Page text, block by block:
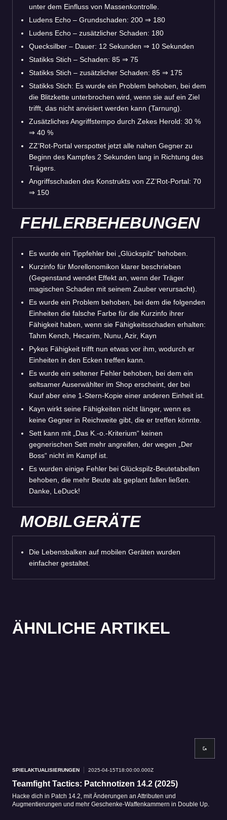
unter dem Einfluss von Massenkontrolle.
Ludens Echo – Grundschaden: 200 ⇒ 180
Ludens Echo – zusätzlicher Schaden: 180
Quecksilber – Dauer: 12 Sekunden ⇒ 10 Sekunden
Statikks Stich – Schaden: 85 ⇒ 75
Statikks Stich – zusätzlicher Schaden: 85 ⇒ 175
Statikks Stich: Es wurde ein Problem behoben, bei dem
die Blitzkette unterbrochen wird, wenn sie auf ein Ziel
trifft, das nicht anvisiert werden kann (Tarnung).
Zusätzliches Angriffstempo durch Zekes Herold: 30 %
⇒ 40 %
ZZ’Rot-Portal verspottet jetzt alle nahen Gegner zu
Beginn des Kampfes 2 Sekunden lang in Richtung des
Trägers.
Angriffsschaden des Konstrukts von ZZ’Rot-Portal: 70
⇒ 150
FEHLERBEHEBUNGEN
Es wurde ein Tippfehler bei „Glückspilz“ behoben.
Kurzinfo für Morellonomikon klarer beschrieben
(Gegenstand wendet Effekt an, wenn der Träger
magischen Schaden mit seinem Zauber verursacht).
Es wurde ein Problem behoben, bei dem die folgenden
Einheiten die falsche Farbe für die Kurzinfo ihrer
Fähigkeit haben, wenn sie Fähigkeitsschaden erhalten:
Tahm Kench, Hecarim, Nunu, Azir, Kayn
Pykes Fähigkeit trifft nun etwas vor ihm, wodurch er
Einheiten in den Ecken treffen kann.
Es wurde ein seltener Fehler behoben, bei dem ein
seltsamer Auserwählter im Shop erscheint, der bei
Kauf aber eine 1-Stern-Kopie einer anderen Einheit ist.
Kayn wirkt seine Fähigkeiten nicht länger, wenn es
keine Gegner in Reichweite gibt, die er treffen könnte.
Sett kann mit „Das K.-o.-Kriterium“ keinen
gegnerischen Sett mehr angreifen, der wegen „Der
Boss“ nicht im Kampf ist.
Es wurden einige Fehler bei Glückspilz-Beutetabellen
behoben, die mehr Beute als geplant fallen ließen.
Danke, LeDuck!
MOBILGERÄTE
Die Lebensbalken auf mobilen Geräten wurden
einfacher gestaltet.
ÄHNLICHE ARTIKEL
SPIELAKTUALISIERUNGEN 2025-04-15T18:00:00.000Z
Teamfight Tactics: Patchnotizen 14.2 (2025)
Hacke dich in Patch 14.2, mit Änderungen an Attributen und
Augmentierungen und mehr Geschenke-Waffenkammern in Double Up.